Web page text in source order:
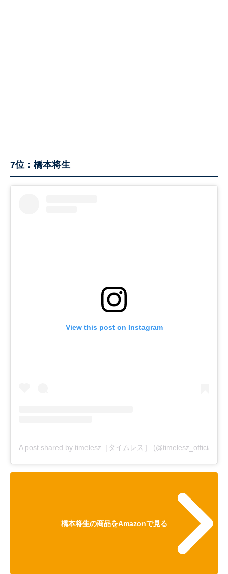
7位：橋本将生
View this post on Instagram
A post shared by timelesz［タイムレス］ (@timelesz_official)
橋本将生の商品をAmazonで見る